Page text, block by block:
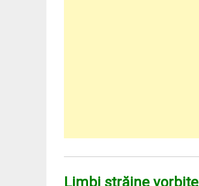
Limbi străine vorbite